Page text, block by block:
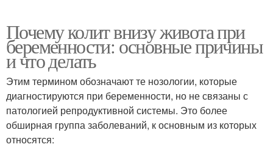
Почему колит внизу живота при
беременности: основные причины
и что делать
Этим термином обозначают те нозологии, которые
диагностируются при беременности, но не связаны с
патологией репродуктивной системы. Это более
обширная группа заболеваний, к основным из которых
относятся: